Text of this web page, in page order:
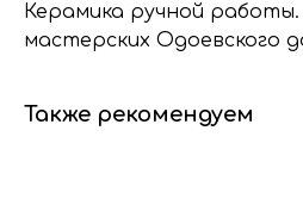
Керамика ручной работы.
мастерских Одоевского
Также рекомендуем